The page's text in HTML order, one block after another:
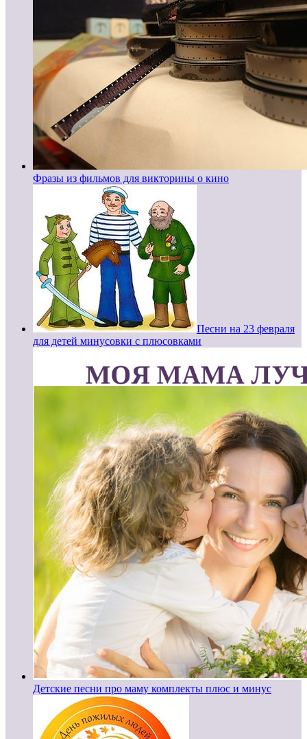
Фразы из фильмов для викторины о кино
Песни на 23 февраля
для детей минусовки с плюсовками
Детские песни про маму комплекты плюс и минус